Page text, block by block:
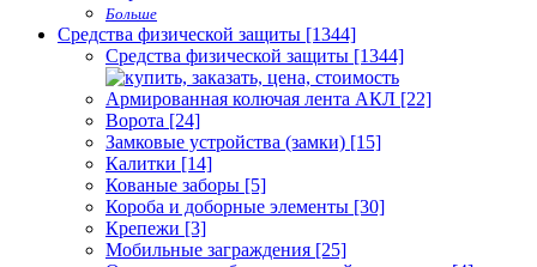
Больше
Средства физической защиты [1344]
Средства физической защиты [1344]
Армированная колючая лента АКЛ [22]
Ворота [24]
Замковые устройства (замки) [15]
Калитки [14]
Кованые заборы [5]
Короба и доборные элементы [30]
Крепежи [3]
Мобильные заграждения [25]